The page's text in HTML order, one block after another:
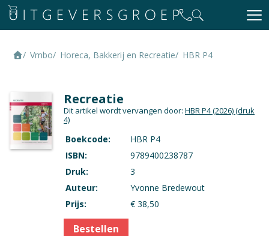
Vmbo Horeca, Bakkerij en Recreatie HBR P4
Recreatie
Dit artikel wordt vervangen door: HBR P4 (2026)(druk
4)
Boekcode:
HBR P4
ISBN:
9789400238787
Druk:
3
Auteur:
Yvonne Bredewout
Prijs:
€ 38,50
Bestellen